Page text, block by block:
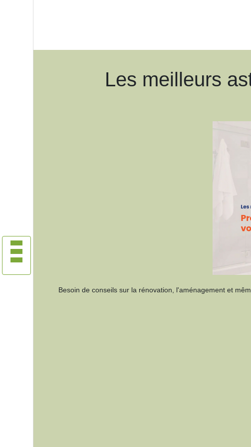
Les meilleurs
Besoin de conseils sur la rénovation, l'aménagement et